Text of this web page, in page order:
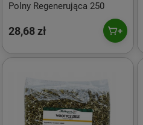
Polny Regenerująca 250
28,68 zł